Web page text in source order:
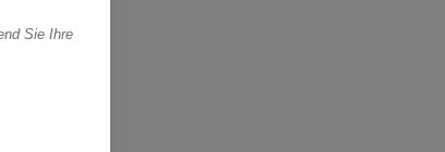
Sie Ihre